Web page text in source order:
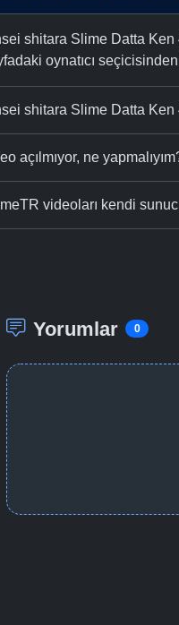
shitara Slime Datta
oynatıcı
shitara Slime Datta Ken
açılmıyor, ne
videoları kendi
Yorumlar 0